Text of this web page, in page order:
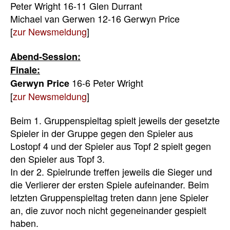
Peter Wright 16-11 Glen Durrant
Michael van Gerwen 12-16 Gerwyn Price
[zur Newsmeldung]
Abend-Session:
Finale:
Gerwyn Price 16-6 Peter Wright
[zur Newsmeldung]
Beim 1. Gruppenspieltag spielt jeweils der gesetzte
Spieler in der Gruppe gegen den Spieler aus
Lostopf 4 und der Spieler aus Topf 2 spielt gegen
den Spieler aus Topf 3.
In der 2. Spielrunde treffen jeweils die Sieger und
die Verlierer der ersten Spiele aufeinander. Beim
letzten Gruppenspieltag treten dann jene Spieler
an, die zuvor noch nicht gegeneinander gespielt
haben.